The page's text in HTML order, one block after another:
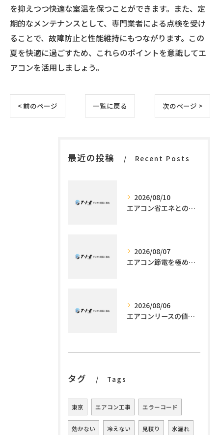
を抑えつつ快適な室温を保つことができます。また、定
期的なメンテナンスとして、専門業者による点検を受け
ることで、故障防止と性能維持にもつながります。この
夏を快適に過ごすため、これらのポイントを意識してエ
アコンを活用しましょう。
< 前のページ 一覧に戻る 次のページ >
最近の投稿 Recent Posts
2026/08/10
エアコン省エネとの違いを東京都世田谷区で工事とともに徹底解説
2026/08/07
エアコン節電を極める施工技術
2026/08/06
エアコンリースの値段解説と利用メリット
タグ Tags
東京 エアコン工事 エラーコード
効かない 冷えない 見積り 水漏れ